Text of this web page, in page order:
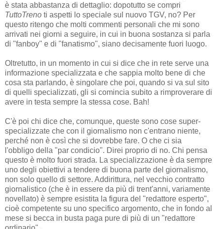
è stata abbastanza di dettaglio: dopotutto se compri
TuttoTreno ti aspetti lo speciale sul nuovo TGV, no? Per
questo ritengo che molti commenti personali che mi sono
arrivati nei giorni a seguire, in cui in buona sostanza si parla
di "fanboy" e di "fanatismo", siano decisamente fuori luogo.
Oltretutto, in un momento in cui si dice che in rete serve una
informazione specializzata e che sappia molto bene di che
cosa sta parlando, è singolare che poi, quando si va sul sito
di quelli specializzati, gli si comincia subito a rimproverare di
avere in testa sempre la stessa cose. Bah!
C'è poi chi dice che, comunque, queste sono cose super-
specializzate che con il giornalismo non c'entrano niente,
perché non è così che si dovrebbe fare. O che ci sia
l'obbligo della "par condicio". Direi proprio di no. Chi pensa
questo è molto fuori strada. La specializzazione è da sempre
uno degli obiettivi a tendere di buona parte del giornalismo,
non solo quello di settore. Addirittura, nel vecchio contratto
giornalistico (che è in essere da più di trent'anni, variamente
novellato) è sempre esistita la figura del "redattore esperto",
cioè competente su uno specifico argomento, che in fondo al
mese si becca in busta paga pure di più di un "redattore